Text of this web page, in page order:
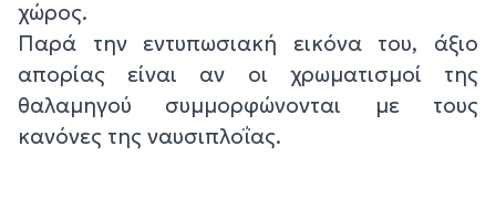
χώρος.
Παρά την εντυπωσιακή εικόνα του, άξιο
απορίας είναι αν οι χρωματισμοί της
θαλαμηγού συμμορφώνονται με τους
κανόνες της ναυσιπλοΐας.